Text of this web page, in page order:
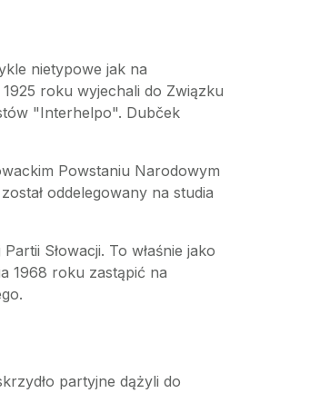
nietypowe jak na
roku wyjechali do Związku
"Interhelpo". Dubček
Powstaniu Narodowym
oddelegowany na studia
Słowacji. To właśnie jako
1968 roku zastąpić na
partyjne dążyli do